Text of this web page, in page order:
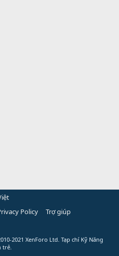
Policy
Trợ giúp
2021 XenForo Ltd. Tạp chí Kỹ Năng
trẻ.